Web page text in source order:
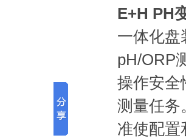
E+H PH
一体化盘
pH/ORP
操作安全
测量任务
准使配置